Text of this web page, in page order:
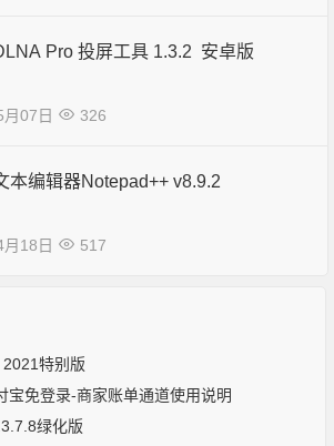
Pro 投屏工具 1.3.2 安卓版
月07日 326
本编辑器Notepad++ v8.9.2
月18日 517
特别版
宝免登录-商家账单通道使用说明
绿化版